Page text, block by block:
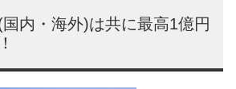
内・海外)は共に最高1億円